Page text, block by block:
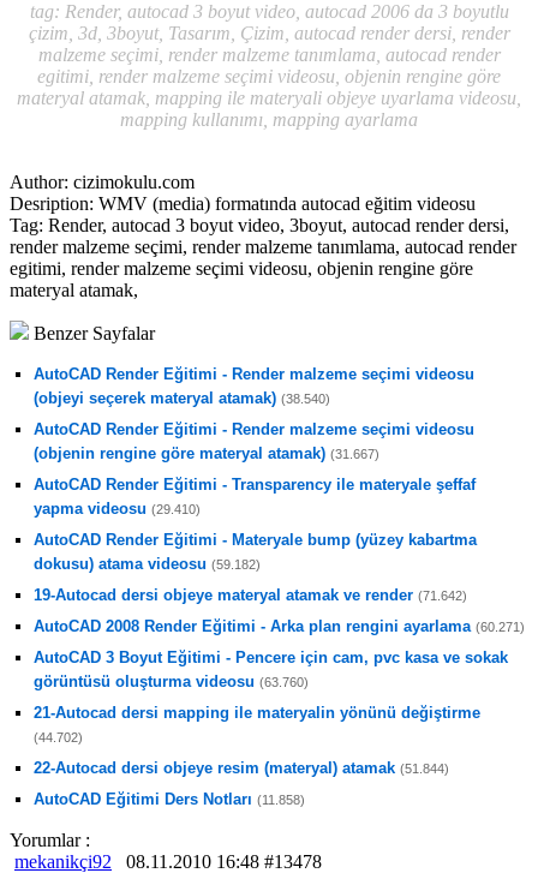
tag: Render, autocad 3 boyut video, autocad 2006 da 3 boyutlu
çizim, 3d, 3boyut, Tasarım, Çizim, autocad render dersi, render
malzeme seçimi, render malzeme tanımlama, autocad render
egitimi, render malzeme seçimi videosu, objenin rengine göre
materyal atamak, mapping ile materyali objeye uyarlama videosu,
mapping kullanımı, mapping ayarlama
Author: cizimokulu.com
Desription: WMV (media) formatında autocad eğitim videosu
Tag: Render, autocad 3 boyut video, 3boyut, autocad render dersi,
render malzeme seçimi, render malzeme tanımlama, autocad render
egitimi, render malzeme seçimi videosu, objenin rengine göre
materyal atamak,
Benzer Sayfalar
AutoCAD Render Eğitimi - Render malzeme seçimi videosu
(objeyi seçerek materyal atamak) (38.540)
AutoCAD Render Eğitimi - Render malzeme seçimi videosu
(objenin rengine göre materyal atamak) (31.667)
AutoCAD Render Eğitimi - Transparency ile materyale şeffaf
yapma videosu (29.410)
AutoCAD Render Eğitimi - Materyale bump (yüzey kabartma
dokusu) atama videosu (59.182)
19-Autocad dersi objeye materyal atamak ve render (71.642)
AutoCAD 2008 Render Eğitimi - Arka plan rengini ayarlama (60.271)
AutoCAD 3 Boyut Eğitimi - Pencere için cam, pvc kasa ve sokak
görüntüsü oluşturma videosu (63.760)
21-Autocad dersi mapping ile materyalin yönünü değiştirme
(44.702)
22-Autocad dersi objeye resim (materyal) atamak (51.844)
AutoCAD Eğitimi Ders Notları (11.858)
Yorumlar :
mekanikçi92 08.11.2010 16:48 #13478